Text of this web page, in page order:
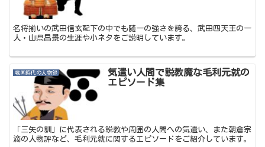
名将揃いの武田信玄配下の中でも随一の強さを誇る、武田四天王の一
人・山県昌景の生涯や小ネタをご説明しています。
戦国時代の人物録
気遣い人間で説教魔な毛利元就の
エピソード集
「三矢の訓」に代表される説教や周囲の人間への気遣い、また朝倉宗
滴の人物評など、毛利元就に関するエピソードをご紹介しています。